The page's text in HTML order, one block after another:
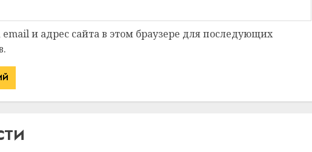
и адрес сайта в этом браузере для последующих